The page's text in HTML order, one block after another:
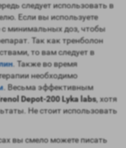
следует использовать в
Если вы используете
с минимальных доз, чтобы
Так как тренболон
то вам следует в
. Также во время
необходимо
. Весьма эффективным
Depot-200 Lyka labs, хотя
Не стоит использовать
вы смело можете писать